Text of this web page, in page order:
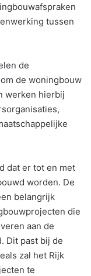
tussen
de
de woningbouw
werken hierbij
dat er tot en met
worden. De
belangrijk
die
aan de
Dit past bij de
zal het Rijk
te